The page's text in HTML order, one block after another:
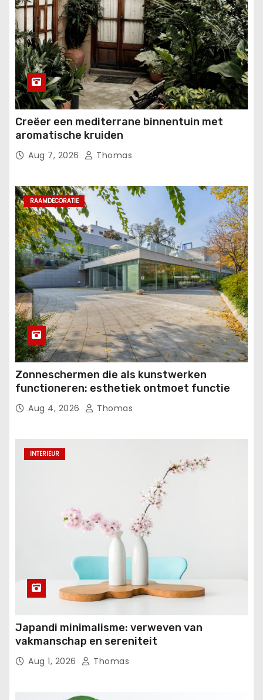
Creëer een mediterrane binnentuin met
aromatische kruiden
Aug 7, 2026 Thomas
RAAMDECORATIE
Zonneschermen die als kunstwerken
functioneren: esthetiek ontmoet functie
Aug 4, 2026 Thomas
INTERIEUR
Japandi minimalisme: verweven van
vakmanschap en sereniteit
Aug 1, 2026 Thomas